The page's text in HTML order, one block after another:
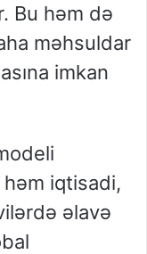
Bu həm də
məhsuldar
imkan
iqtisadi,
əlavə